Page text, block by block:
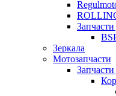
Зеркала
Мотозапчасти